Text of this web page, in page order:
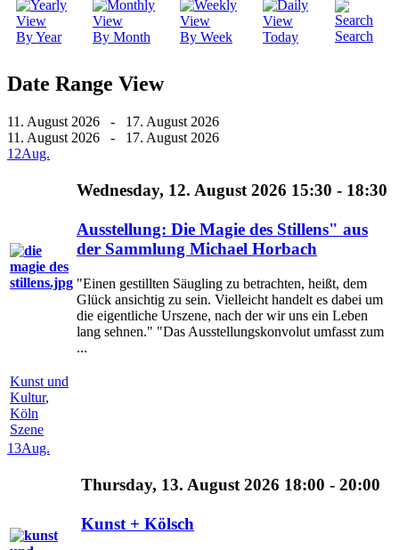
By Year By Month By Week Today Search
Date Range View
11. August 2026 - 17. August 2026
11. August 2026 - 17. August 2026
12Aug.
Wednesday, 12. August 2026 15:30 - 18:30
Ausstellung: Die Magie des Stillens" aus
der Sammlung Michael Horbach
"Einen gestillten Säugling zu betrachten, heißt, dem
Glück ansichtig zu sein. Vielleicht handelt es dabei um
die eigentliche Urszene, nach der wir uns ein Leben
lang sehnen." "Das Ausstellungskonvolut umfasst zum
...
Kunst und
Kultur,
Köln
Szene
13Aug.
Thursday, 13. August 2026 18:00 - 20:00
Kunst + Kölsch